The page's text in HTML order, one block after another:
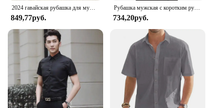
2024 гавайская рубашка для мужчин, летняя футболка с принтом мороженого, Пляжная рубашка с коротким рукавом, топы, Повседневная Оригинальная дизайнерская мужская одежда
849,77руб.
Рубашка мужская с коротким рукавом, хлопок и лен, Удобная Повседневная блуза с воротником, однотонная пляжная одежда, большие размеры, лето
734,20руб.